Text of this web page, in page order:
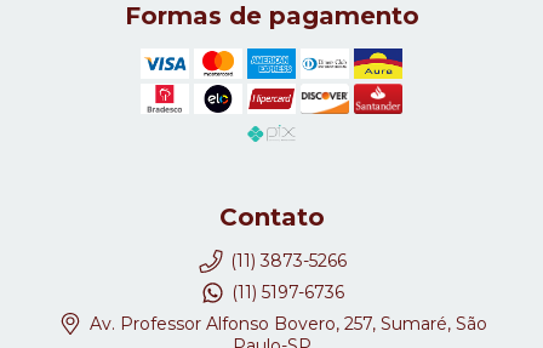
Formas de pagamento
Contato
(11) 3873-5266
(11) 5197-6736
Av. Professor Alfonso Bovero, 257, Sumaré, São